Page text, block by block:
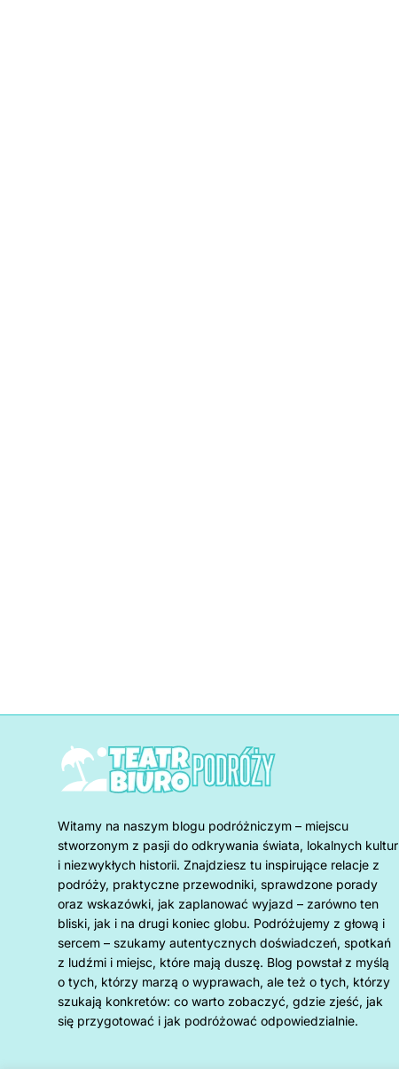
Witamy na naszym blogu podróżniczym – miejscu
stworzonym z pasji do odkrywania świata, lokalnych kultur
i niezwykłych historii. Znajdziesz tu inspirujące relacje z
podróży, praktyczne przewodniki, sprawdzone porady
oraz wskazówki, jak zaplanować wyjazd – zarówno ten
bliski, jak i na drugi koniec globu. Podróżujemy z głową i
sercem – szukamy autentycznych doświadczeń, spotkań
z ludźmi i miejsc, które mają duszę. Blog powstał z myślą
o tych, którzy marzą o wyprawach, ale też o tych, którzy
szukają konkretów: co warto zobaczyć, gdzie zjeść, jak
się przygotować i jak podróżować odpowiedzialnie.